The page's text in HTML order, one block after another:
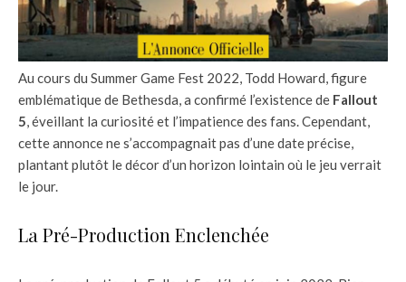
Au cours du Summer Game Fest 2022, Todd Howard, figure
emblématique de Bethesda, a confirmé l’existence de Fallout
5, éveillant la curiosité et l’impatience des fans. Cependant,
cette annonce ne s’accompagnait pas d’une date précise,
plantant plutôt le décor d’un horizon lointain où le jeu verrait
le jour.
La Pré-Production Enclenchée